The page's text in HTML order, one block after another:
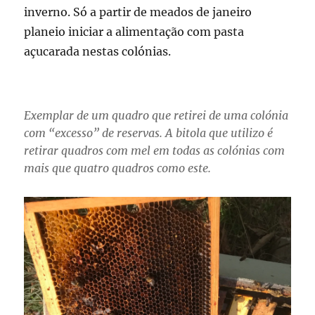
inverno. Só a partir de meados de janeiro
planeio iniciar a alimentação com pasta
açucarada nestas colónias.
Exemplar de um quadro que retirei de uma colónia
com “excesso” de reservas. A bitola que utilizo é
retirar quadros com mel em todas as colónias com
mais que quatro quadros como este.